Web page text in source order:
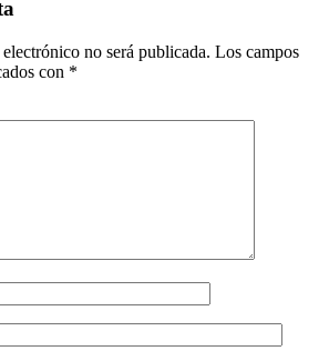
no será publicada. Los campos
con *